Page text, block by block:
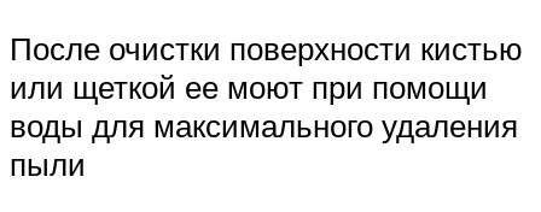
После очистки поверхности кистью
или щеткой ее моют при помощи
воды для максимального удаления
пыли